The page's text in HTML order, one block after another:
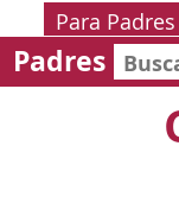
Para Padres
Padres